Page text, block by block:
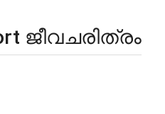
ജീവചരിത്രം